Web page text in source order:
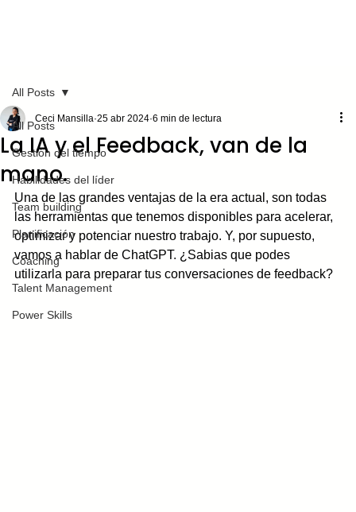
All Posts
Gestión del tiempo
Habilidades del líder
Team building
Planificación
Coaching
Talent Management
Power Skills
All Posts
La IA y el Feedback, van de la
mano.
Ceci Mansilla 25 abr 2024 6 min de lectura
Una de las grandes ventajas de la era actual, son todas
las herramientas que tenemos disponibles para acelerar,
optimizar y potenciar nuestro trabajo. Y, por supuesto,
vamos a hablar de ChatGPT. ¿Sabias que podes
utilizarla para preparar tus conversaciones de feedback?